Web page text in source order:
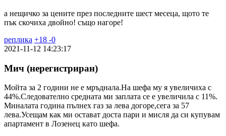
а нещичко за цените през последните шест месеца, щото те
пък скочиха двойно! също нагоре!
реплика +18 -0
2021-11-12 14:23:17
Мич (нерегистриран)
Мойта за 2 години не е мръднала.На шефа му я увеличиха с
44%.Следователно средната ми заплата се е увеличила с 11%.
Миналата година пълнех газ за лева догоре,сега за 57
лева.Усещам как ми остават доста пари и мисля да си купувам
апартамент в Лозенец като шефа.